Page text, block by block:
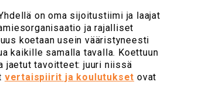
on oma sijoitustiimi ja laajat
ja rajalliset
koetaan usein vääristyneesti
kaikille samalla tavalla. Koettuun
jaetut tavoitteet: juuri niissä
vertaispiirit ja koulutukset ovat